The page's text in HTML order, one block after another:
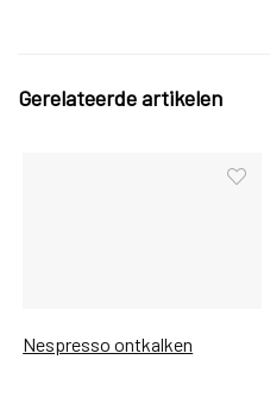
Gerelateerde artikelen
Nespresso ontkalken